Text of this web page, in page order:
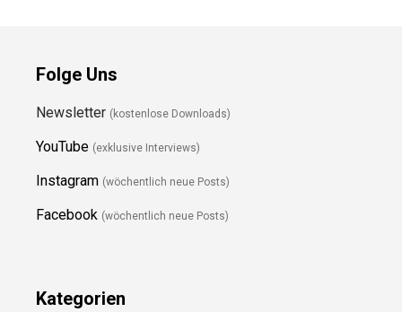
Folge Uns
Newsletter (kostenlose Downloads)
YouTube (exklusive Interviews)
Instagram (wöchentlich neue Posts)
Facebook (wöchentlich neue Posts)
Kategorien